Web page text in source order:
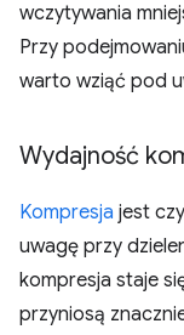
wczytywania
Przy
warto wziąć pod
Wydajność
Kompresja jest
uwagę przy
kompresja staje
przyniosą